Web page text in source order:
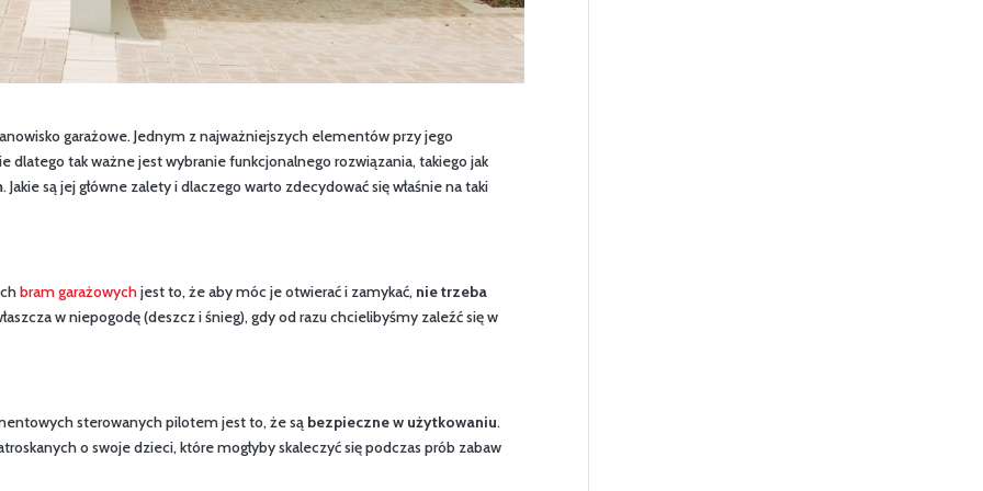
garażowe. Jednym z najważniejszych elementów przy jego
dlatego tak ważne jest wybranie funkcjonalnego rozwiązania, takiego jak
. Jakie są jej główne zalety i dlaczego warto zdecydować się właśnie na taki
bram garażowychjest to, że aby móc je otwierać i zamykać, nie trzeba
w niepogodę (deszcz i śnieg), gdy od razu chcielibyśmy zaleźć się w
sterowanych pilotem jest to, że są bezpieczne w użytkowaniu.
o swoje dzieci, które mogłyby skaleczyć się podczas prób zabaw